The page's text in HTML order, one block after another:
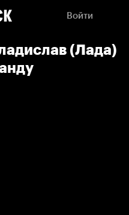
Войти
(Лада)